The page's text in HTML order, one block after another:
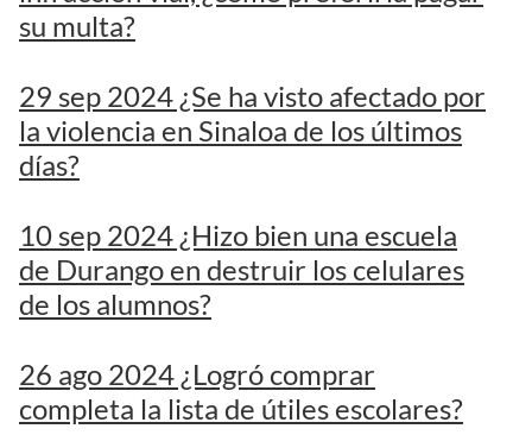
su multa?
29 sep 2024 ¿Se ha visto afectado por
la violencia en Sinaloa de los últimos
días?
10 sep 2024 ¿Hizo bien una escuela
de Durango en destruir los celulares
de los alumnos?
26 ago 2024 ¿Logró comprar
completa la lista de útiles escolares?